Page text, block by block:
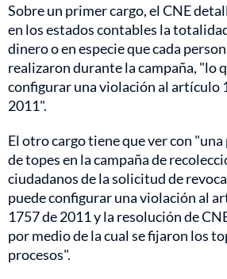
Sobre un primer cargo, el CNE
en los estados contables la
dinero o en especie que cada
realizaron durante la campaña, "lo
configurar una violación al artículo
2011".
El otro cargo tiene que ver con
de topes en la campaña de
ciudadanos de la solicitud de
puede configurar una violación al
1757 de 2011 y la resolución de
por medio de la cual se fijaron los
procesos".